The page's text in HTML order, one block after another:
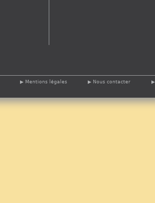
Mentions légales Nous contacter